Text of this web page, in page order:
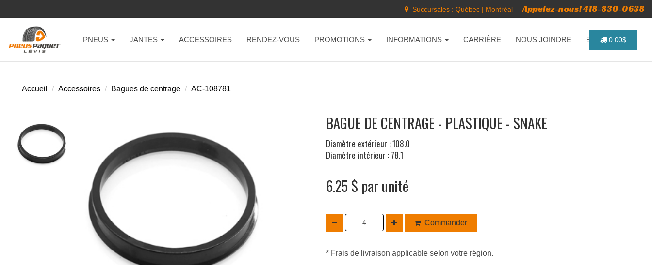
Succursales : Québec | Montréal Appelez-nous! 418-830-0638
PNEUS JANTES ACCESSOIRES RENDEZ-VOUS PROMOTIONS INFORMATIONS CARRIÈRE NOUS JOINDRE ENGLISH
0.00$
Accueil Accessoires Bagues de centrage AC-108781
BAGUE DE CENTRAGE - PLASTIQUE - SNAKE
Diamètre extérieur : 108.0
Diamètre intérieur : 78.1
6.25 $ par unité
Commander
* Frais de livraison applicable selon votre région.